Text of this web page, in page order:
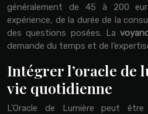
généralement de 45 à 200
expérience, de la durée de la
des questions posées. La
demande du temps et de
Intégrer l’oracle de
vie quotidienne
L’Oracle de Lumière peut